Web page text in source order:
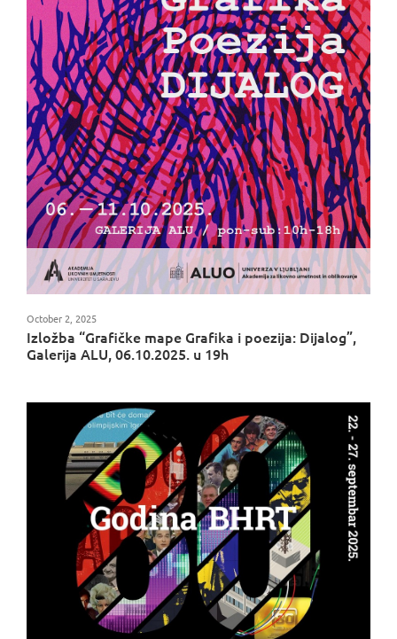
Izložba “Grafičke mape Grafika i poezija: Dijalog”,
Galerija ALU, 06.10.2025. u 19h
October 2, 2025